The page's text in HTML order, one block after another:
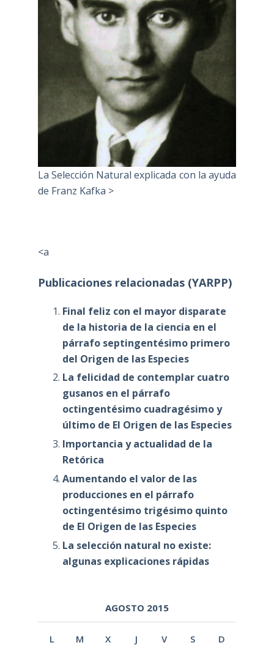
La Selección Natural explicada con la ayuda
de Franz Kafka >
<a
Publicaciones relacionadas (YARPP)
Final feliz con el mayor disparate
de la historia de la ciencia en el
párrafo septingentésimo primero
del Origen de las Especies
La felicidad de contemplar cuatro
gusanos en el párrafo
octingentésimo cuadragésimo y
último de El Origen de las Especies
Importancia y actualidad de la
Retórica
Aumentando el valor de las
producciones en el párrafo
octingentésimo trigésimo quinto
de El Origen de las Especies
La selección natural no existe:
algunas explicaciones rápidas
AGOSTO 2015
L M X J V S D